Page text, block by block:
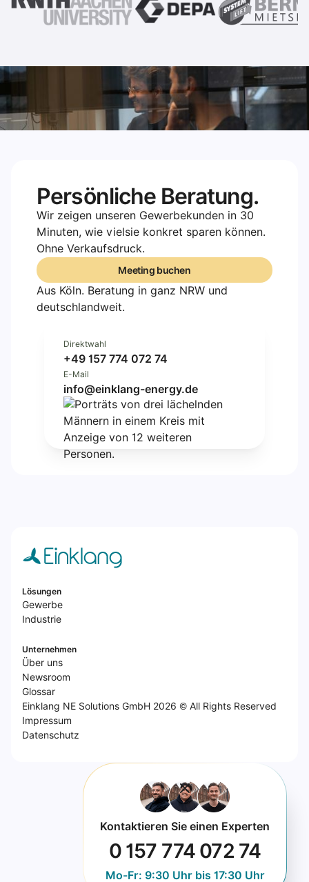
Persönliche Beratung.
Wir zeigen unseren Gewerbekunden in 30
Minuten, wie vielsie konkret sparen können.
Ohne Verkaufsdruck.
Meeting buchen
Meeting buchen
Aus Köln. Beratung in ganz NRW und
deutschlandweit.
Direktwahl
+49 157 774 072 74
E-Mail
info@einklang-energy.de
Lösungen
Gewerbe
Industrie
Unternehmen
Über uns
Newsroom
Glossar
Einklang NE Solutions GmbH 2026 © All Rights Reserved
Impressum
Datenschutz
Kontaktieren Sie einen Experten
0 157 774 072 74
Mo-Fr: 9:30 Uhr bis 17:30 Uhr